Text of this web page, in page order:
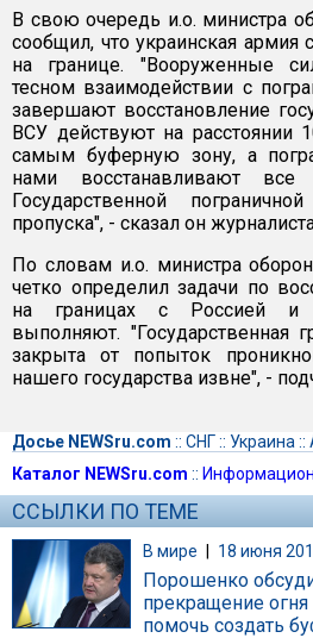
В свою очередь и.о. министра
сообщил, что украинская армия
на границе. "Вооруженные
тесном взаимодействии с
завершают восстановление
ВСУ действуют на расстоянии
самым буферную зону, а
нами восстанавливают все
Государственной
пропуска", - сказал он
По словам и.о. министра
четко определил задачи по
на границах с Россией и
выполняют. "Государственная
закрыта от попыток
нашего государства извне", -
Досье NEWSru.com :: СНГ:: Украина ::
Каталог NEWSru.com ::
ССЫЛКИ ПО ТЕМЕ
В мире | 18 июня
Порошенко
прекращение
помочь создать